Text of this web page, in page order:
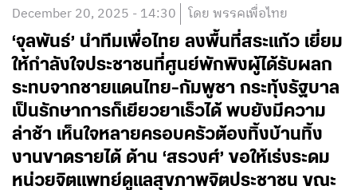
December 20, 2025 - 14:30 โดย พรรคเพื่อไทย
‘จุลพันธ์’ นำทีมเพื่อไทย ลงพื้นที่สระแก้ว เยี่ยม
ให้กำลังใจประชาชนที่ศูนย์พักพิงผู้ได้รับผลก
ระทบจากชายแดนไทย-กัมพูชา กระทุ้งรัฐบาล
เป็นรักษาการก็เยียวยาเร็วได้ พบยังมีความ
ล่าช้า เห็นใจหลายครอบครัวต้องทิ้งบ้านทิ้ง
งานขาดรายได้ ด้าน ‘สรวงศ์’ ขอให้เร่งระดม
หน่วยจิตแพทย์ดูแลสุขภาพจิตประชาชน ขณะ